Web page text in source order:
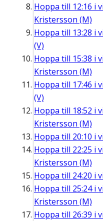
Hoppa till 12:16 i
Kristersson (M)
Hoppa till 13:28 i
(V)
Hoppa till 15:38 i
Kristersson (M)
Hoppa till 17:46 i
(V)
Hoppa till 18:52 i
Kristersson (M)
Hoppa till 20:10 i
Hoppa till 22:25 i
Kristersson (M)
Hoppa till 24:20 i
Hoppa till 25:24i
Kristersson (M)
Hoppa till 26:39 i